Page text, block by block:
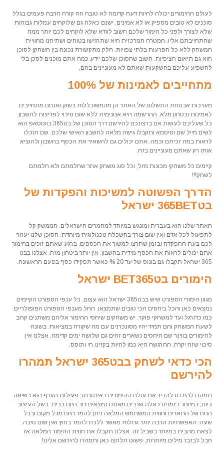
לעולם ההימורים יכולה להיות דעה קדומה לא טובה וזה קורה הרבה פעמים בגלל
סוכנים לא טובים מספיק או לא אמינים. ישנם כאלה גם שלוקחים עמלות גבוהות
שלא לצורך ולפני כל הימור שלכם חשוב לוודא שלא לוקחים לכם יותר ממה
שהתחייבתם אליו. המטרה המרכזית היא שתרגישו בטוחים ושתיהנו מחוויית
המשחק ללא כל הפרעות בלתי צפויות. חלק מתקשורת נכונה בין השחקן לסוכן
הוא גם תיאום הציפיות. חשוב שהסוכן שלכם יידע כמה אתם מוכנים לסכן בלי
להשפיע עליכם בהשקעות שאתם לא מעוניינים בהם.
מתחייבים לאמינות של 100%
מערכות אבטחת התשלום של האתר הן מהמשוכללות בשוק ואנחנו מתחייבים
לאמינות ובטחון מלא. ההרשמה היא אנונימית ללא שום סיכוי לפריצות לחשבון.
כל שעליכם לעשות אם ברצונכם להירשם דרך הסוכן של בט365 בווטסאפ הוא
לשים מייל שם וסיסמא ותקבלו גישה מלאה לחשבון האישי שלכם. שם תוכלו
לראות במה זכיתם וכמה. אתם יכולים גם להשאיר את הכסף בחשבון ולהוציא
אותו רק שאתם מעוניינים בזה.
קיימים כל משחקי מכונות מזל, וכל סוג משחק אחר שחלמתם ולא חלמתם
לשחק!!!
הדרך הפשוטה למשיכות והפקדות של
בט365BET ישראל
האתר שלנו הוא בעברית ומונגש במיוחד למהמרים הישראלים. הממשק קל
לתפעול לכל אדם ואין שום צורך בהשכלה טכנולוגית מיוחדת. הסוכן שלנו יעזור
לכם בעת ההפקדה ובזמן שתרצו למשוך את הכספים. ברגע שאתם זוכים בהימור
אתם יכולים לראות את הכסף מידית בחשבון. אין יותר ביטחון מזה. אצלנו בבט
365 ישראל תקבלו גם בונוס של עד 20 % כאשר תפקידו כסף בפעם הראשונה.
הימורים בטBET365 ישראל
מגוון הימורי הספורט שיש בבט365 ישראל הוא עצום. כל ענפי הספורט הקיימים
נמצאים כאן והכל ביחסים הכי טובים שתמצאו. החל מענפי הספורט הפופולריים
כמו כדורגל ועד למשחקי פוקר. יש משחקים שיחסי ההימור אליהם משתנים קרוב
לשעת המשחק והם תמיד יהיו מסונכרנים עם מה שקורה במציאות. בשונה
להימורים בווינר שם היחסים נשארים זהים גם שלושה ימים קדימה, אצלנו אין
סיכוי שזה יקרה. ההרגשה היא כמו להיות בקזינו חי ותוסס.
הכי כדאי לשחק בבט365 ישראל תמהרו
להירשם
תמהרו להיכנס להכיר את עולם ההימורים באינטרנט. פעילות הענף הוא בשיאה
כיום, במיוחד בזמנים כאלה שרבים מאתנו נמצאים רוב היום בבית. בשל העיצוב
הנוח של התארים וחווית המשתמש המלאה ניתן להמר היום מכל מקום ובכל
שעה. האפשרויות הרבה יותר גדולות מאשר ללכת להמר בחוץ ואין שום סיבה
לצאת מהבית במיוחד בשביל זה. אצלנו תקבלו את חווית ההימור המלאה אז
חבל לבזבז מילים מיותרות, פשוט תלחצו כאן ותמהרו להירשם אלינו!